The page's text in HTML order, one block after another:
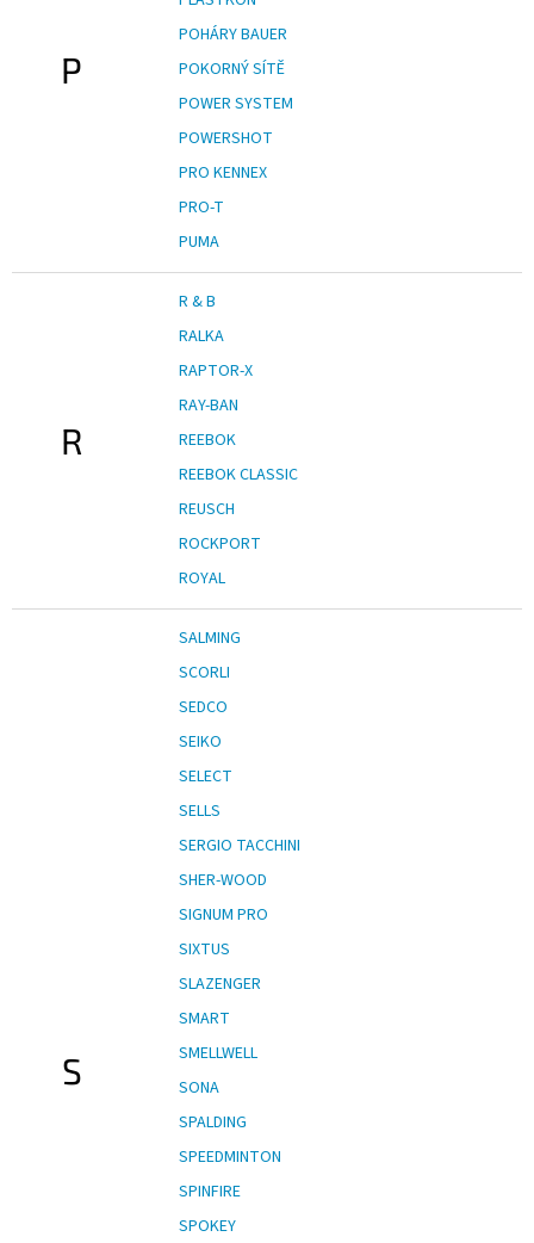
P
POHÁRY BAUER
POKORNÝ SÍTĚ
POWER SYSTEM
POWERSHOT
PRO KENNEX
PRO-T
PUMA
R
R & B
RALKA
RAPTOR-X
RAY-BAN
REEBOK
REEBOK CLASSIC
REUSCH
ROCKPORT
ROYAL
S
SALMING
SCORLI
SEDCO
SEIKO
SELECT
SELLS
SERGIO TACCHINI
SHER-WOOD
SIGNUM PRO
SIXTUS
SLAZENGER
SMART
SMELLWELL
SONA
SPALDING
SPEEDMINTON
SPINFIRE
SPOKEY